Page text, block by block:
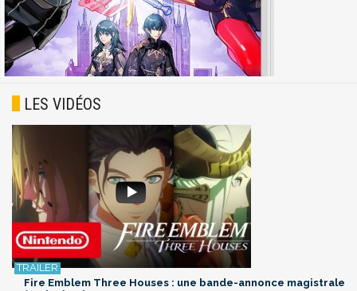
LES VIDÉOS
Fire Emblem Three Houses : une bande-annonce magistrale